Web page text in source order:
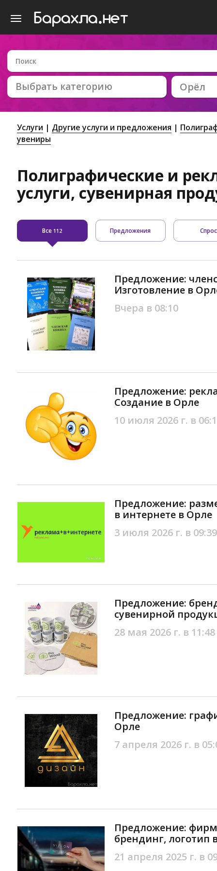
Выбрать категорию Орёл
Услуги Другие услуги и предложения
увениры
Полиграфические и
услуги, сувенирная
Все 112 Предложения Спрос
Предложение:
Изготовление в
Вчера в 08:10
Предложение:
Создание в Орле
10 июля 2026 г. в
Предложение:
в интернете в Орле
3 июля 2026 г. в 09:39
Предложение:
сувенирной
28 мая 2026 г. в 11:48
Предложение:
Орле
7 апреля 2026 г. в
Предложение:
брендинг, логотип
21 апреля 2025 г. в